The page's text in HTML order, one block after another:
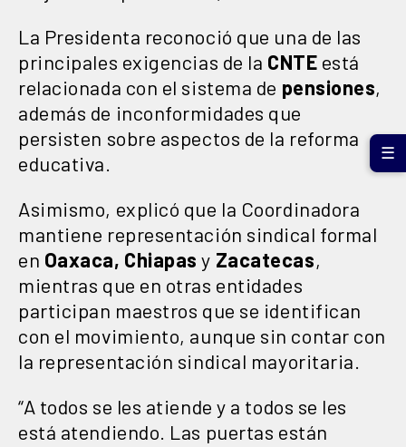
La Presidenta reconoció que una de las
principales exigencias de la CNTE está
relacionada con el sistema de pensiones,
además de inconformidades que
persisten sobre aspectos de la reforma
educativa.
Asimismo, explicó que la Coordinadora
mantiene representación sindical formal
en Oaxaca, Chiapas y Zacatecas,
mientras que en otras entidades
participan maestros que se identifican
con el movimiento, aunque sin contar con
la representación sindical mayoritaria.
“A todos se les atiende y a todos se les
está atendiendo. Las puertas están
☰